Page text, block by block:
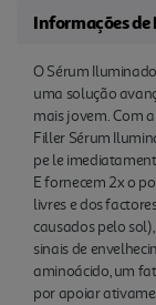
deixando-a com
hidratada e
semana de
as rídulas,
com um aspeto
Filler Sérum
pele e eficaz
a pele sensível.
institutos
Informações
O Sérum
uma solução
mais jovem. Com
Filler Sérum
pe le
E fornecem 2x o
livres e dos
causados pelo
sinais de
aminoácido, um
por apoiar